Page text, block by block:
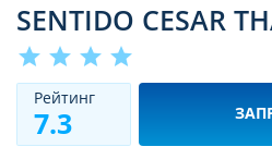
SENTIDO CESAR
star star star star
Рeйтинг
7.3